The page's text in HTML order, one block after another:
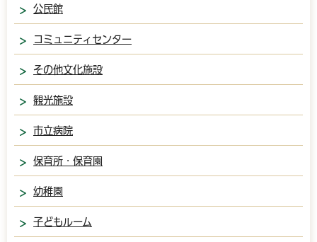
公民館
コミュニティセンター
その他文化施設
観光施設
市立病院
保育所・保育園
幼稚園
子どもルーム